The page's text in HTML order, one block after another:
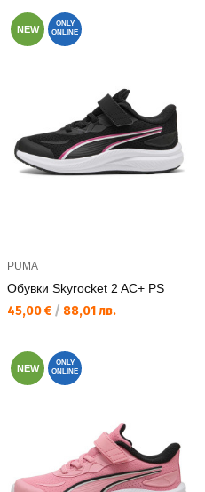
NEW
ONLY
ONLINE
PUMA
Обувки Skyrocket 2 AC+ PS
Текуща цена:
45,00 € / 88,01 лв.
NEW
ONLY
ONLINE